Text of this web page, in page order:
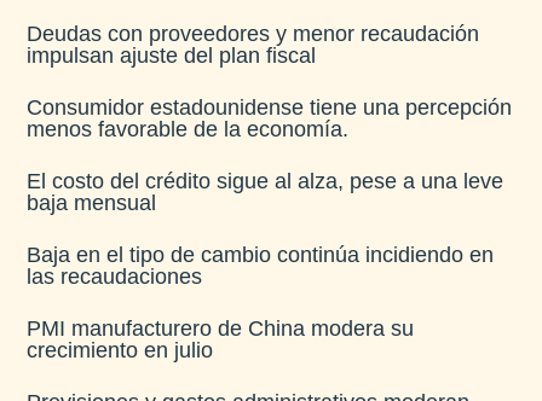
Deudas con proveedores y menor recaudación
impulsan ajuste del plan fiscal​
Consumidor estadounidense tiene una percepción
menos favorable de la economía​.
El costo del crédito sigue al alza, pese a una leve
baja mensual​
Baja en el tipo de cambio continúa incidiendo en
las recaudaciones​
PMI manufacturero de China modera su
crecimiento en julio​